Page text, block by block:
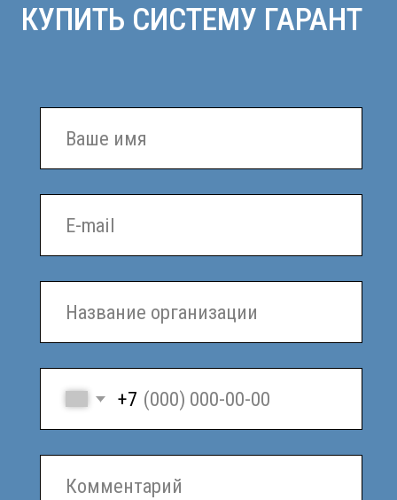
конфиденциальности